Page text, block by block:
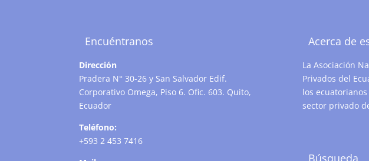
Encuéntranos
Dirección
Pradera N° 30-26 y San Salvador Edif.
Corporativo Omega, Piso 6. Ofic. 603. Quito,
Ecuador
Teléfono:
+593 2 453 7416
Acerca de
La Asociación
Privados del
los
sector privado
Búsqueda